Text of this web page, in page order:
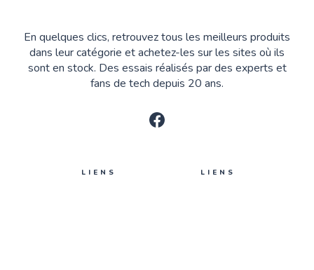
En quelques clics, retrouvez tous les meilleurs produits
dans leur catégorie et achetez-les sur les sites où ils
sont en stock. Des essais réalisés par des experts et
fans de tech depuis 20 ans.
LIENS LIENS